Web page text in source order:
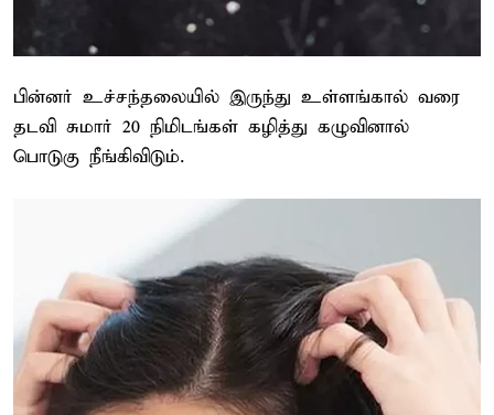
பின்னர் உச்சந்தலையில் இருந்து உள்ளங்கால் வரை
தடவி சுமார் 20 நிமிடங்கள் கழித்து கழுவினால்
பொடுகு நீங்கிவிடும்.